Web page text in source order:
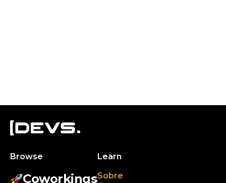
Browse
Coworkings
Learn
Sobre